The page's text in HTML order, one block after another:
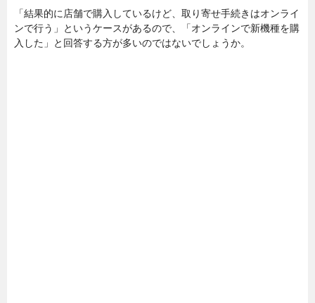
「結果的に店舗で購入しているけど、取り寄せ手続きはオンライ
ンで行う」というケースがあるので、「オンラインで新機種を購
入した」と回答する方が多いのではないでしょうか。